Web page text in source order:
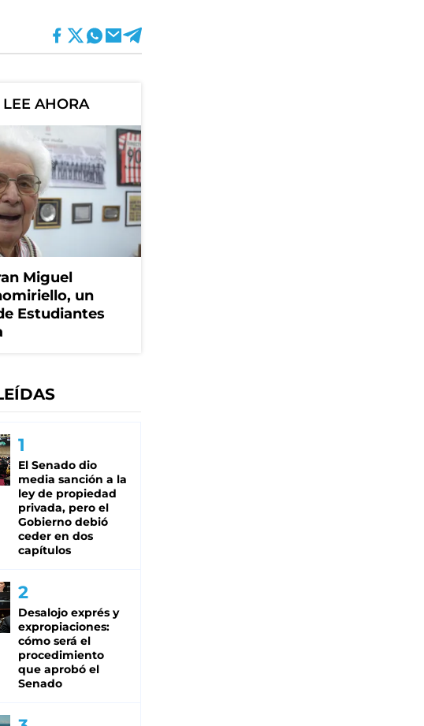
AHORA
Miguel
un
Estudiantes
El Senado dio
media sanción a la
ley de propiedad
privada, pero el
Gobierno debió
ceder en dos
capítulos
Desalojo exprés y
expropiaciones:
cómo será el
procedimiento
que aprobó el
Senado